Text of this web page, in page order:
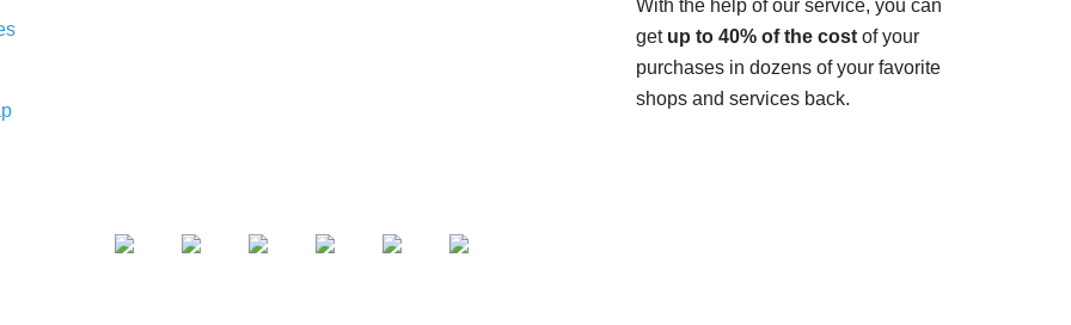
With the help of our service, you can
get up to 40% of the costof your
purchases in dozens of your favorite
shops and services back.